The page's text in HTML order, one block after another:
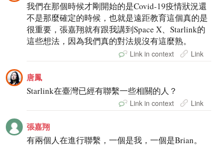
我們在那個時候才剛開始的是Covid-19疫情狀況還
不是那麼確定的時候，也就是遠距教育這個真的是
很重要，張嘉翔就有跟我講到Space X、Starlink的
這些想法，因為我們真的對法規沒有這麼熟。
Link in context Link
唐鳳
Starlink在臺灣已經有聯繫一些相關的人？
Link in context Link
張嘉翔
有兩個人在進行聯繫，一個是我，一個是Brian。